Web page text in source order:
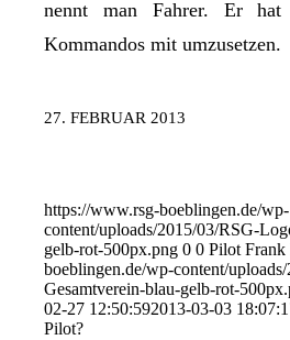
nennt man Fahrer. Er
Kommandos mit umzusetzen.
27. FEBRUAR 2013
https://www.rsg-boeblingen.de/wp-
content/uploads/2015/03/RSG-
gelb-rot-500px.png 0 0 Pilot Frank
boeblingen.de/wp-content/
Gesamtverein-blau-gelb-rot-
02-27 12:50:592013-03-03
Pilot?